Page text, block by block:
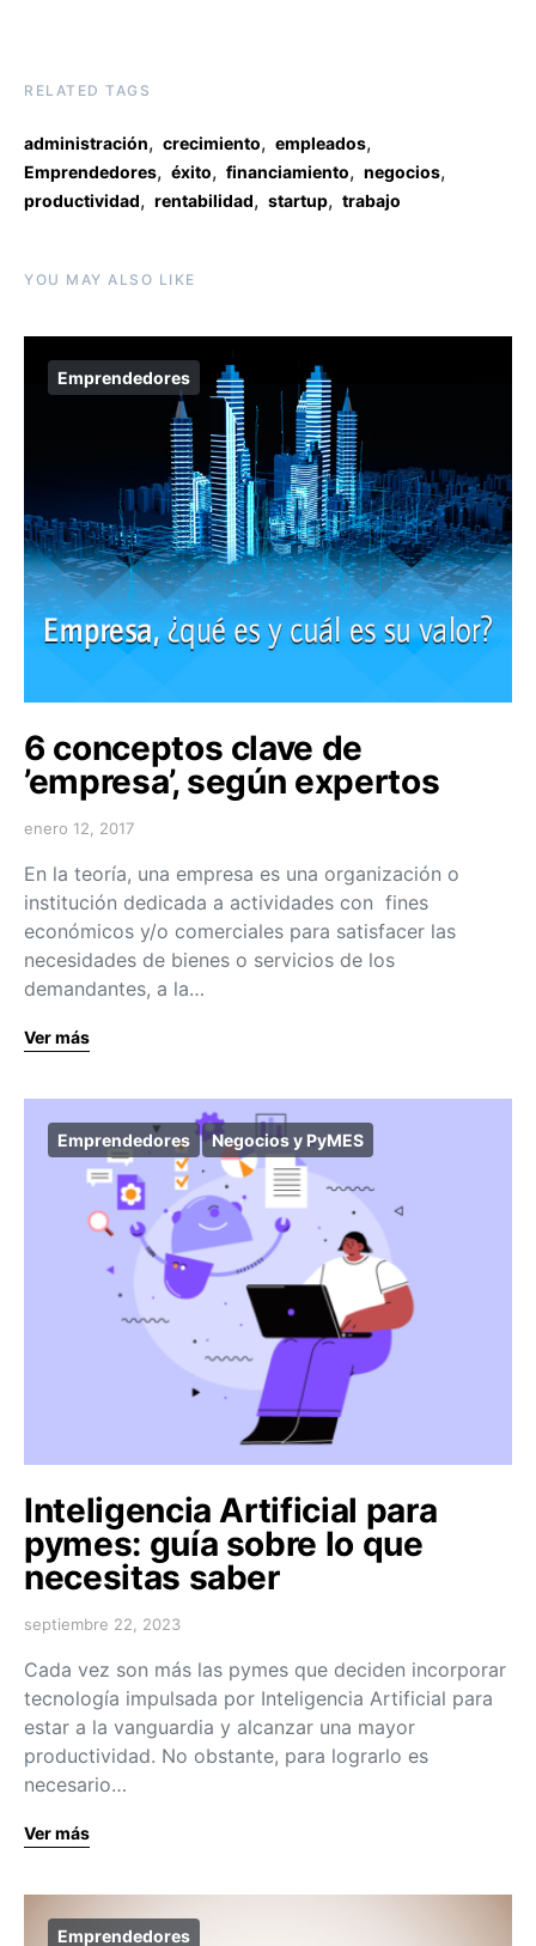
RELATED TAGS
administración, crecimiento, empleados,
Emprendedores, éxito, financiamiento, negocios,
productividad, rentabilidad, startup, trabajo
YOU MAY ALSO LIKE
Emprendedores
6 conceptos clave de
’empresa’, según expertos
enero 12, 2017
En la teoría, una empresa es una organización o
institución dedicada a actividades con fines
económicos y/o comerciales para satisfacer las
necesidades de bienes o servicios de los
demandantes, a la…
Ver más
Emprendedores Negocios y PyMES
Inteligencia Artificial para
pymes: guía sobre lo que
necesitas saber
septiembre 22, 2023
Cada vez son más las pymes que deciden incorporar
tecnología impulsada por Inteligencia Artificial para
estar a la vanguardia y alcanzar una mayor
productividad. No obstante, para lograrlo es
necesario…
Ver más
Emprendedores